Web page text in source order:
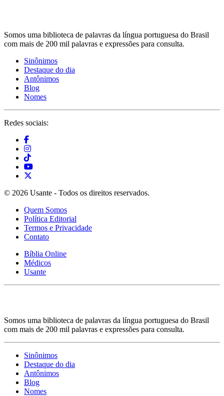
Somos uma biblioteca de palavras da língua portuguesa do Brasil
com mais de 200 mil palavras e expressões para consulta.
Sinônimos
Destaque do dia
Antônimos
Blog
Nomes
Redes sociais:
© 2026 Usante - Todos os direitos reservados.
Quem Somos
Política Editorial
Termos e Privacidade
Contato
Bíblia Online
Médicos
Usante
Somos uma biblioteca de palavras da língua portuguesa do Brasil
com mais de 200 mil palavras e expressões para consulta.
Sinônimos
Destaque do dia
Antônimos
Blog
Nomes